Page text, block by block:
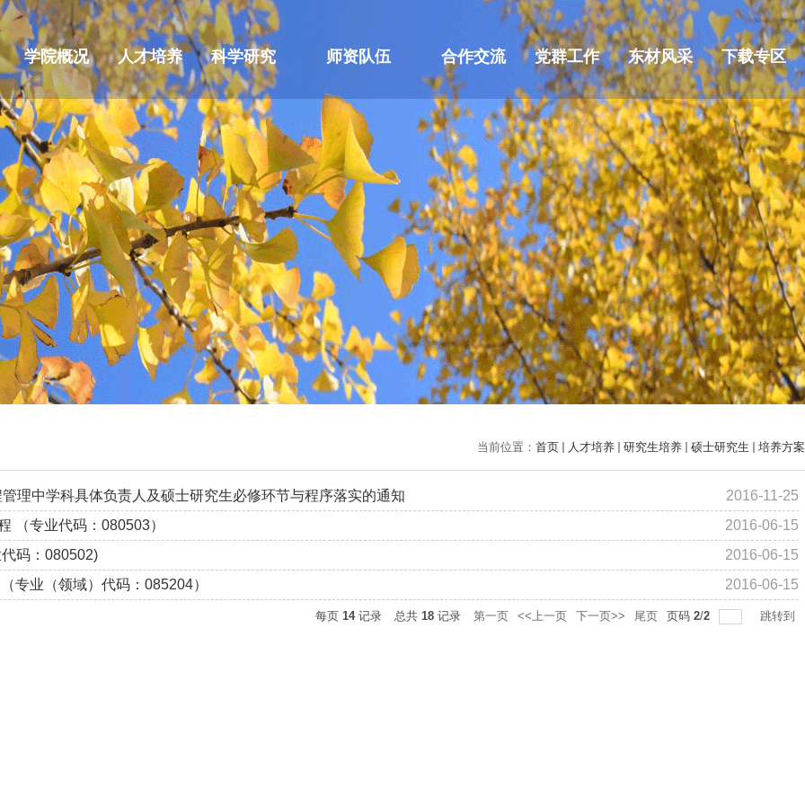
学院概况 人才培养 科学研究 师资队伍 合作交流 党群工作 东材风采 下载专区
当前位置： 首页 人才培养 研究生培养 硕士研究生 培养方案
理中学科具体负责人及硕士研究生必修环节与程序落实的通知
2016-11-25
（专业代码：080503）
2016-06-15
码：080502)
2016-06-15
专业（领域）代码：085204）
2016-06-15
每页 14记录 总共 18 记录 第一页 <<上一页 下一页>> 尾页 页码 2/2 跳转到